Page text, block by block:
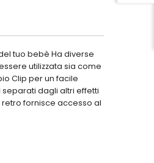
tuo bebè Ha diverse
utilizzata sia come
Clip per un facile
dagli altri effetti
fornisce accesso al